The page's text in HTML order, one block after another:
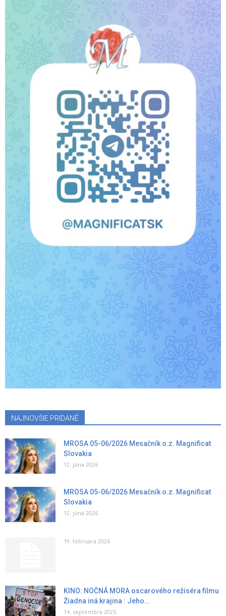
NAJNOVŠIE PRIDANÉ
MROSA 05-06/2026 Mesačník o.z. Magnificat
Slovakia
12. júna 2026
MROSA 05-06/2026 Mesačník o.z. Magnificat
Slovakia
12. júna 2026
19. februára 2026
KINO: NOČNÁ MORA oscarového režiséra filmu
Žiadna iná krajina : Jeho...
14. septembra 2025